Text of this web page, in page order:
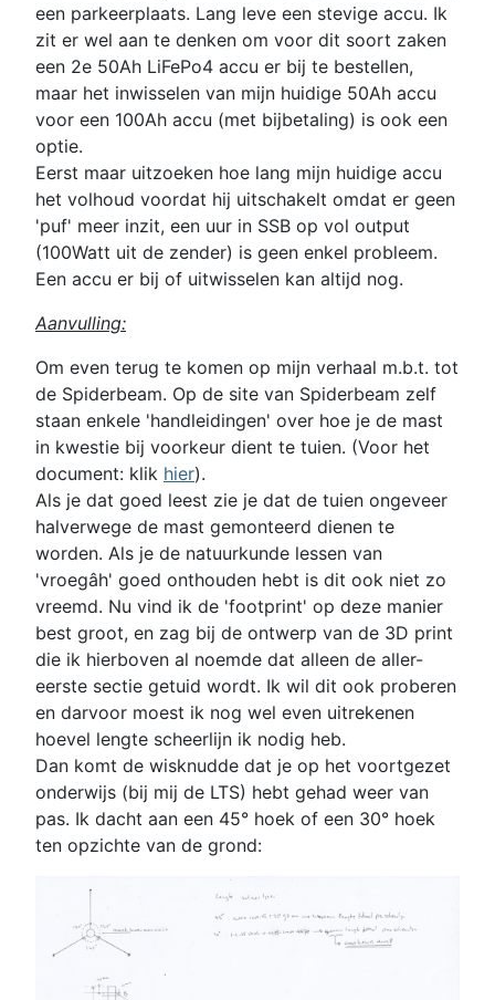
een parkeerplaats. Lang leve een stevige accu. Ik
zit er wel aan te denken om voor dit soort zaken
een 2e 50Ah LiFePo4 accu er bij te bestellen,
maar het inwisselen van mijn huidige 50Ah accu
voor een 100Ah accu (met bijbetaling) is ook een
optie.
Eerst maar uitzoeken hoe lang mijn huidige accu
het volhoud voordat hij uitschakelt omdat er geen
'puf' meer inzit, een uur in SSB op vol output
(100Watt uit de zender) is geen enkel probleem.
Een accu er bij of uitwisselen kan altijd nog.
Aanvulling:
Om even terug te komen op mijn verhaal m.b.t. tot
de Spiderbeam. Op de site van Spiderbeam zelf
staan enkele 'handleidingen' over hoe je de mast
in kwestie bij voorkeur dient te tuien. (Voor het
document: klik hier).
Als je dat goed leest zie je dat de tuien ongeveer
halverwege de mast gemonteerd dienen te
worden. Als je de natuurkunde lessen van
'vroegâh' goed onthouden hebt is dit ook niet zo
vreemd. Nu vind ik de 'footprint' op deze manier
best groot, en zag bij de ontwerp van de 3D print
die ik hierboven al noemde dat alleen de aller-
eerste sectie getuid wordt. Ik wil dit ook proberen
en darvoor moest ik nog wel even uitrekenen
hoevel lengte scheerlijn ik nodig heb.
Dan komt de wisknudde dat je op het voortgezet
onderwijs (bij mij de LTS) hebt gehad weer van
pas. Ik dacht aan een 45° hoek of een 30° hoek
ten opzichte van de grond: